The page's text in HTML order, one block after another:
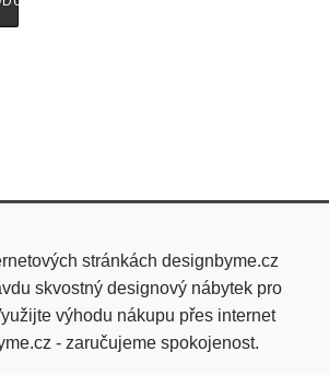
stránkách designbyme.cz
skvostný designový nábytek pro
výhodu nákupu přes internet
- zaručujeme spokojenost.